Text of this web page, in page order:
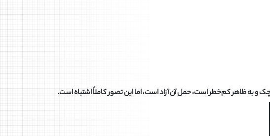
و به ظاهر کم‌خطر است، حمل آن آزاد است، اما این تصور کاملاً اشتباه است.